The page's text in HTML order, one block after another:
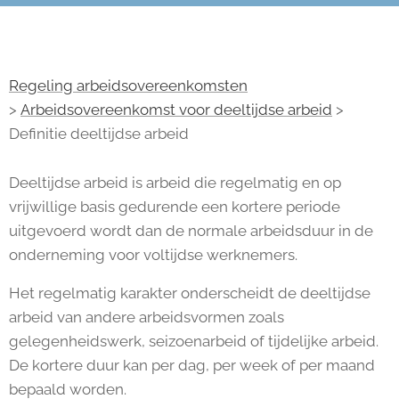
Regeling arbeidsovereenkomsten
> Arbeidsovereenkomst voor deeltijdse arbeid >
Definitie deeltijdse arbeid
Deeltijdse arbeid is arbeid die regelmatig en op
vrijwillige basis gedurende een kortere periode
uitgevoerd wordt dan de normale arbeidsduur in de
onderneming voor voltijdse werknemers.
Het regelmatig karakter onderscheidt de deeltijdse
arbeid van andere arbeidsvormen zoals
gelegenheidswerk, seizoenarbeid of tijdelijke arbeid.
De kortere duur kan per dag, per week of per maand
bepaald worden.